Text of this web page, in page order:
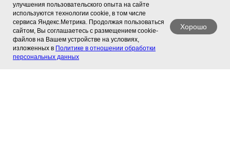
улучшения пользовательского опыта на сайте
используются технологии cookie, в том числе
сервиса Яндекс.Метрика. Продолжая пользоваться
сайтом, Вы соглашаетесь с размещением cookie-
файлов на Вашем устройстве на условиях,
изложенных в Политике в отношении обработки
персональных данных
Хорошо